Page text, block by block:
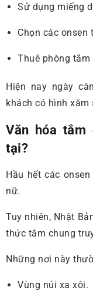
Sử dụng miếng
Chọn các onsen
Thuê phòng tắm
Hiện nay ngày
khách có hình
Văn hóa
tại?
Hầu hết các
nữ.
Tuy nhiên, Nhật
thức tắm chung
Những nơi này
Vùng núi xa xôi.